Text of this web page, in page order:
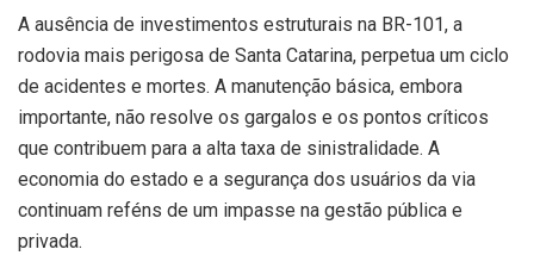
A ausência de investimentos estruturais na BR-101, a
rodovia mais perigosa de Santa Catarina, perpetua um ciclo
de acidentes e mortes. A manutenção básica, embora
importante, não resolve os gargalos e os pontos críticos
que contribuem para a alta taxa de sinistralidade. A
economia do estado e a segurança dos usuários da via
continuam reféns de um impasse na gestão pública e
privada.